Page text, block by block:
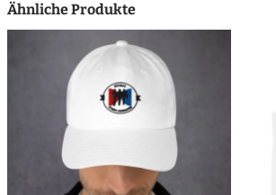
Ähnliche Produkte